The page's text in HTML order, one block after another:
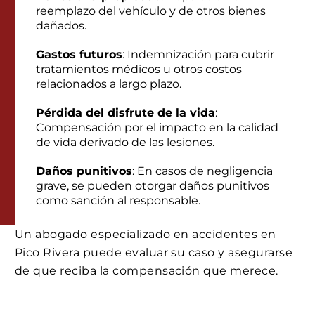
reemplazo del vehículo y de otros bienes
dañados.
Gastos futuros: Indemnización para cubrir
tratamientos médicos u otros costos
relacionados a largo plazo.
Pérdida del disfrute de la vida:
Compensación por el impacto en la calidad
de vida derivado de las lesiones.
Daños punitivos: En casos de negligencia
grave, se pueden otorgar daños punitivos
como sanción al responsable.
Un abogado especializado en accidentes en
Pico Rivera puede evaluar su caso y asegurarse
de que reciba la compensación que merece.